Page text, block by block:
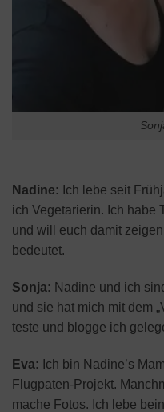
Nadine: Ich lebe seit
ich Vegetarierin. Ich habe
und will euch damit
bedeutet.
Sonja: Nadine und ich
und sie hat mich mit dem
teste und blogge ich
Eva: Ich bin Nadine’s
Flugpaten-Projekt.
mache Fotos. Ich lebe